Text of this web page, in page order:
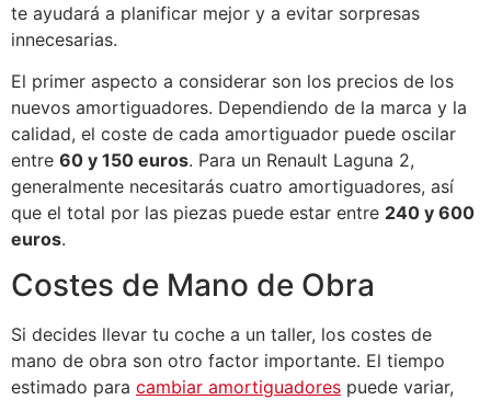
te ayudará a planificar mejor y a evitar sorpresas
innecesarias.
El primer aspecto a considerar son los precios de los
nuevos amortiguadores. Dependiendo de la marca y la
calidad, el coste de cada amortiguador puede oscilar
entre 60 y 150 euros. Para un Renault Laguna 2,
generalmente necesitarás cuatro amortiguadores, así
que el total por las piezas puede estar entre 240 y 600
euros.
Costes de Mano de Obra
Si decides llevar tu coche a un taller, los costes de
mano de obra son otro factor importante. El tiempo
estimado para cambiar amortiguadores puede variar,